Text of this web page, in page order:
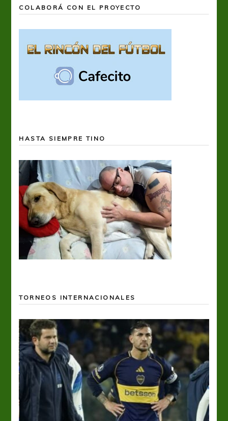
COLABORÁ CON EL PROYECTO
HASTA SIEMPRE TINO
TORNEOS INTERNACIONALES